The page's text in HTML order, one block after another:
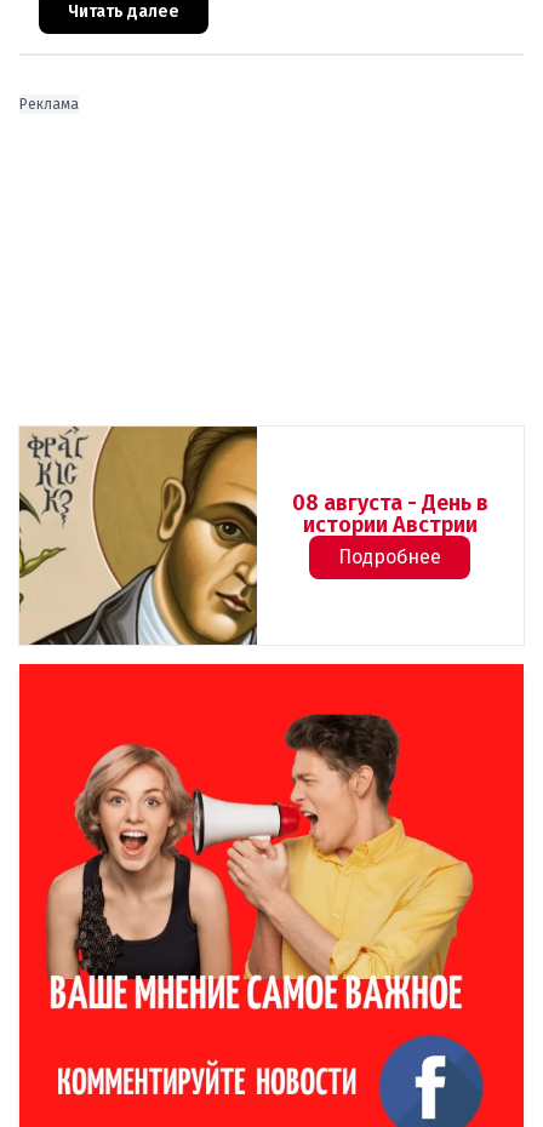
ускоренного присоединения
Читать далее
Реклама
08 августа - День в
истории Австрии
Подробнее